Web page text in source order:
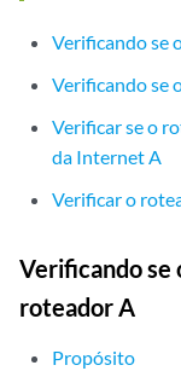
Verificando se
Verificando se
Verificar se o
da Internet A
Verificar o
Verificando se
roteador A
Propósito